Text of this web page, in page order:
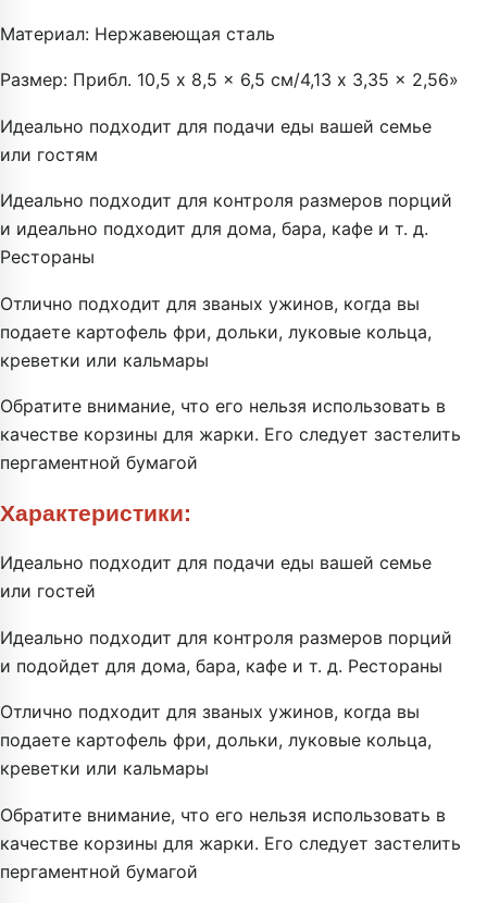
Материал: Нержавеющая сталь
Размер: Прибл. 10,5 x 8,5 x 6,5 см/4,13 x 3,35 x 2,56»
Идеально подходит для подачи еды вашей семье
или гостям
Идеально подходит для контроля размеров порций
и идеально подходит для дома, бара, кафе и т. д.
Рестораны
Отлично подходит для званых ужинов, когда вы
подаете картофель фри, дольки, луковые кольца,
креветки или кальмары
Обратите внимание, что его нельзя использовать в
качестве корзины для жарки. Его следует застелить
пергаментной бумагой
Характеристики:
Идеально подходит для подачи еды вашей семье
или гостей
Идеально подходит для контроля размеров порций
и подойдет для дома, бара, кафе и т. д. Рестораны
Отлично подходит для званых ужинов, когда вы
подаете картофель фри, дольки, луковые кольца,
креветки или кальмары
Обратите внимание, что его нельзя использовать в
качестве корзины для жарки. Его следует застелить
пергаментной бумагой